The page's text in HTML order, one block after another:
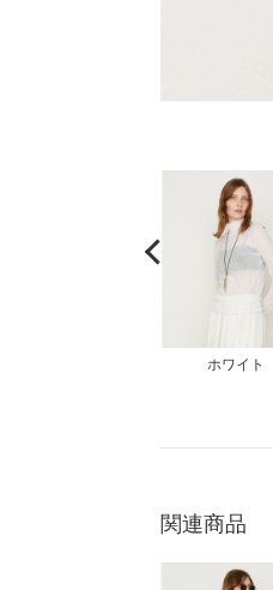
ホワイト
関連商品